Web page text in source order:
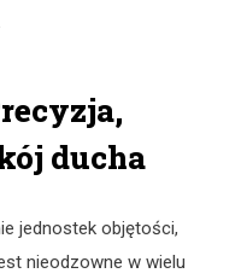
ducha
jednostek objętości,
nieodzowne w wielu